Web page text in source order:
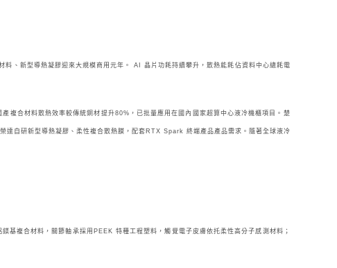
料、新型導熱凝膠迎來大規模商用元年。 AI 晶片功耗持續攀升，散熱能耗佔資料中心總耗電
複合材料散熱效率較傳統銅材提升80%，已批量應用在國內國家超算中心液冷機櫃項目。 楚
達自研新型導熱凝膠、柔性複合散熱膜，配套RTX Spark 終端產品產品需求。隨著全球液冷
基複合材料，關節軸承採用PEEK 特種工程塑料，觸覺電子皮膚依托柔性高分子感測材料；